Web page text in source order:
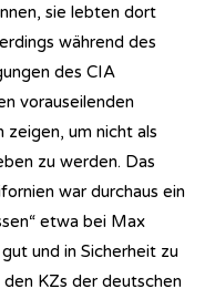
sie lebten dort
während des
des CIA
vorauseilenden
zeigen, um nicht als
zu werden. Das
war durchaus ein
etwa bei Max
und in Sicherheit zu
KZs der deutschen